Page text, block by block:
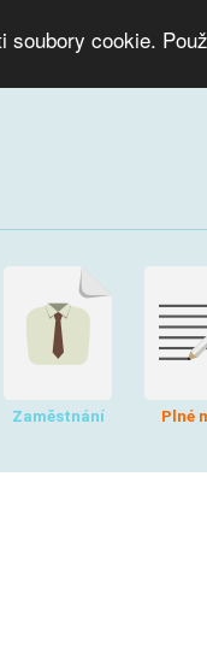
cookie.
Zaměstnání Plné